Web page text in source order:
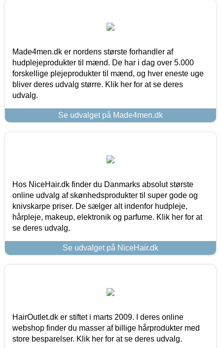
Made4men.dk er nordens største forhandler af
hudplejeprodukter til mænd. De har i dag over 5.000
forskellige plejeprodukter til mænd, og hver eneste uge
bliver deres udvalg større. Klik her for at se deres
udvalg.
Se udvalget på Made4men.dk
Hos NiceHair.dk finder du Danmarks absolut største
online udvalg af skønhedsprodukter til super gode og
knivskarpe priser. De sælger alt indenfor hudpleje,
hårpleje, makeup, elektronik og parfume. Klik her for at
se deres udvalg.
Se udvalget på NiceHair.dk
HairOutlet.dk er stiftet i marts 2009. I deres online
webshop finder du masser af billige hårprodukter med
store besparelser. Klik her for at se deres udvalg.